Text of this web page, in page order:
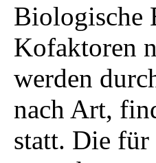
Biologische
Kofaktoren
werden
nach Art,
statt. Die für